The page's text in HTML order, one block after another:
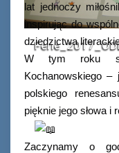
lat jednoczy
inspirując do
dziedzictwa
W tym roku
Kochanowskiego –
polskiego
pięknie jego słowa i
Zaczynamy o